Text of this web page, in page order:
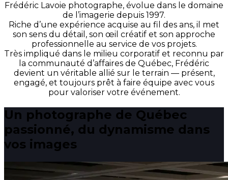
Frédéric Lavoie photographe, évolue dans le domaine
de l’imagerie depuis 1997.
Riche d’une expérience acquise au fil des ans, il met
son sens du détail, son œil créatif et son approche
professionnelle au service de vos projets.
Très impliqué dans le milieu corporatif et reconnu par
la communauté d’affaires de Québec, Frédéric
devient un véritable allié sur le terrain — présent,
engagé, et toujours prêt à faire équipe avec vous
pour valoriser votre événement.
Un photographe de Québec
passionné, du dynamisme dans
vos images